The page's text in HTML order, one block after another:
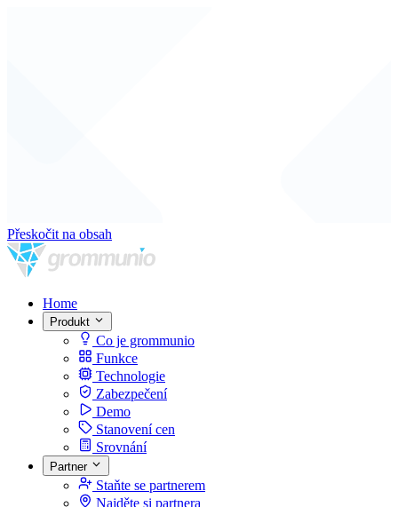
Přeskočit na obsah
Home
Produkt
Co je grommunio
Funkce
Technologie
Zabezpečení
Demo
Stanovení cen
Srovnání
Partner
Staňte se partnerem
Najděte si partnera